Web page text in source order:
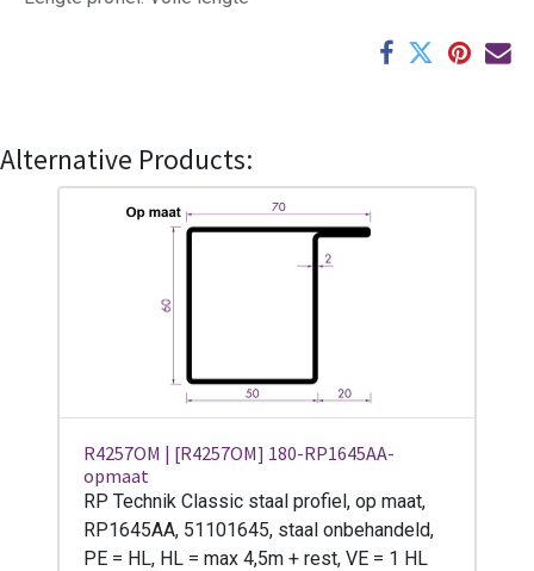
Alternative Products:
R4257OM | [R4257OM] 180-RP1645AA-
opmaat
RP Technik Classic staal profiel, op maat,
RP1645AA, 51101645, staal onbehandeld,
PE = HL, HL = max 4,5m + rest, VE = 1 HL